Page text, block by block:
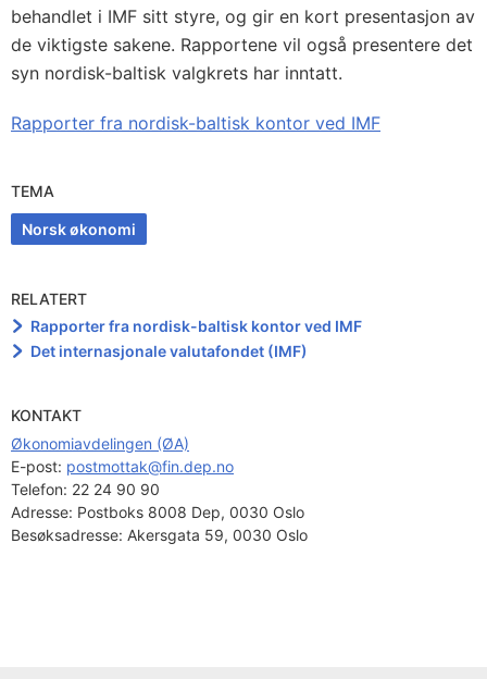
behandlet i IMF sitt styre, og gir en kort presentasjon av
de viktigste sakene. Rapportene vil også presentere det
syn nordisk-baltisk valgkrets har inntatt.
Rapporter fra nordisk-baltisk kontor ved IMF
TEMA
Norsk økonomi
RELATERT
Rapporter fra nordisk-baltisk kontor ved IMF
Det internasjonale valutafondet (IMF)
KONTAKT
Økonomiavdelingen (ØA)
E-post: postmottak@fin.dep.no
Telefon: 22 24 90 90
Adresse: Postboks 8008 Dep, 0030 Oslo
Besøksadresse: Akersgata 59, 0030 Oslo